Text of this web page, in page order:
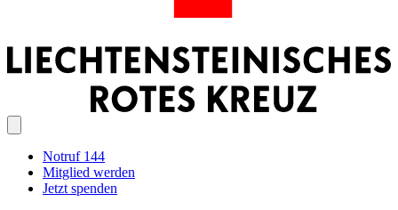
Notruf 144
Mitglied werden
Jetzt spenden